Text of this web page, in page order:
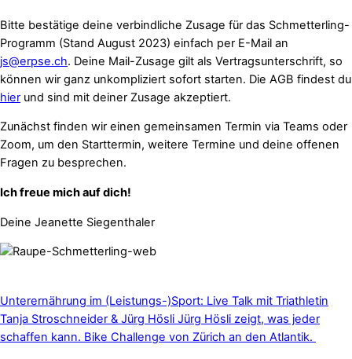
Bitte bestätige deine verbindliche Zusage für das Schmetterling-
Programm (Stand August 2023) einfach per E-Mail an
js@erpse.ch. Deine Mail-Zusage gilt als Vertragsunterschrift, so
können wir ganz unkompliziert sofort starten. Die AGB findest du
hier und sind mit deiner Zusage akzeptiert.
Zunächst finden wir einen gemeinsamen Termin via Teams oder
Zoom, um den Starttermin, weitere Termine und deine offenen
Fragen zu besprechen.
Ich freue mich auf dich!
Deine Jeanette Siegenthaler
Unterernährung im (Leistungs-)Sport: Live Talk mit Triathletin
Tanja Stroschneider & Jürg Hösli Jürg Hösli zeigt, was jeder
schaffen kann. Bike Challenge von Zürich an den Atlantik.